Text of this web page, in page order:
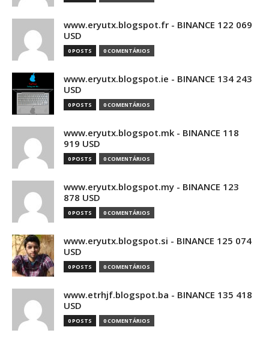
www.eryutx.blogspot.fr - BINANCE 122 069
USD
0 POSTS 0 COMENTÁRIOS
www.eryutx.blogspot.ie - BINANCE 134 243
USD
0 POSTS 0 COMENTÁRIOS
www.eryutx.blogspot.mk - BINANCE 118
919 USD
0 POSTS 0 COMENTÁRIOS
www.eryutx.blogspot.my - BINANCE 123
878 USD
0 POSTS 0 COMENTÁRIOS
www.eryutx.blogspot.si - BINANCE 125 074
USD
0 POSTS 0 COMENTÁRIOS
www.etrhjf.blogspot.ba - BINANCE 135 418
USD
0 POSTS 0 COMENTÁRIOS